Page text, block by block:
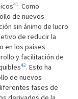
41. Como
de nuevos
sin ánimo de lucro
de reducir la
en los países
y facilitación de
42. Esto ha
de nuevos
fases de